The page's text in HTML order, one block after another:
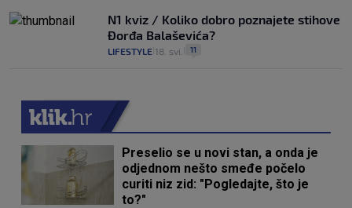
N1 kviz / Koliko dobro poznajete stihove
Đorđa Balaševića?
LIFESTYLE 18. svi. 11
Preselio se u novi stan, a onda je
odjednom nešto smeđe počelo
curiti niz zid: "Pogledajte, što je
to?"